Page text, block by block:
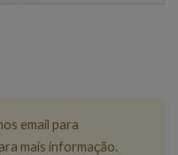
email para
mais informação.